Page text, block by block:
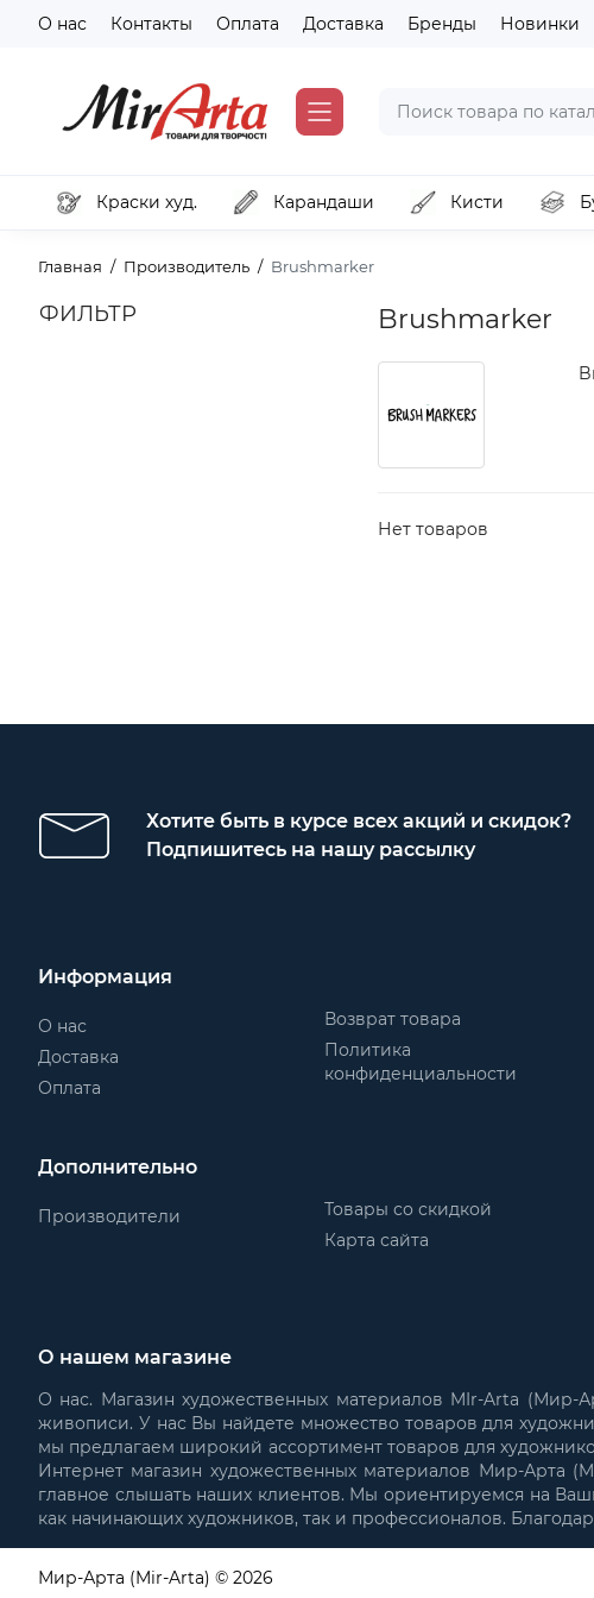
О нас Контакты Оплата Доставка Бренды Новинки
Краски худ. Карандаши Кисти
Главная Производитель Brushmarker
ФИЛЬТР Brushmarker
Нет товаров
Хотите быть в курсе всех акций и скидок?
Подпишитесь на нашу рассылку
Информация
О нас
Доставка
Оплата
Возврат товара
Политика
конфиденциальности
Дополнительно
Производители
Товары со скидкой
Карта сайта
О нашем магазине
О нас. Магазин художественных материалов MIr-Arta
живописи. У нас Вы найдете множество товаров для
мы предлагаем широкий ассортимент товаров для
Интернет магазин художественных материалов Мир-Арта
главное слышать наших клиентов. Мы ориентируемся на
как начинающих художников, так и профессионалов.
Мир-Арта (Mir-Arta) © 2026